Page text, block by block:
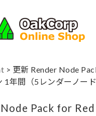
> 更新 Render Node
1年間（5レンダーノード
Pack for